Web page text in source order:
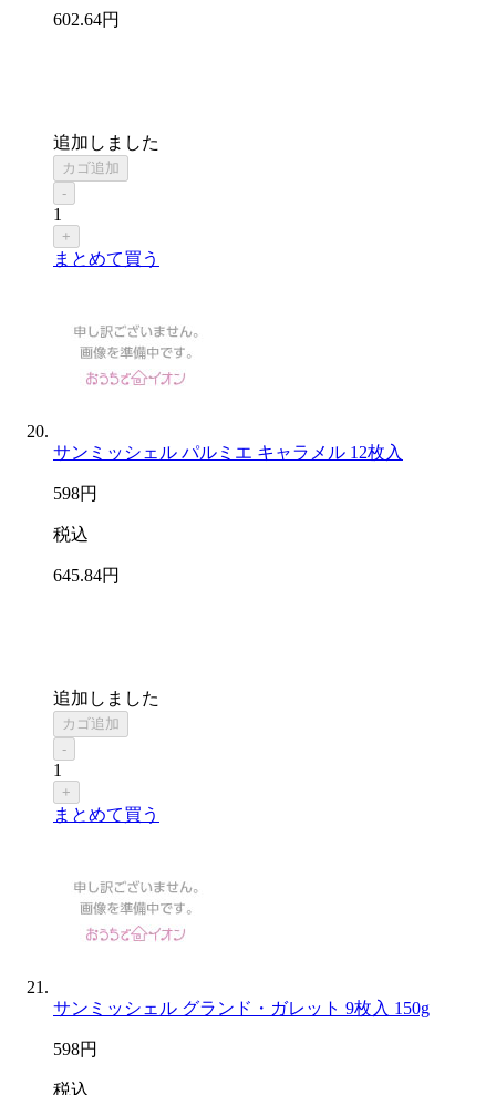
602.64円
追加しました
カゴ追加
-
1
+
まとめて買う
サンミッシェル パルミエ キャラメル 12枚入
598円
税込
645.84円
追加しました
カゴ追加
-
1
+
まとめて買う
サンミッシェル グランド・ガレット 9枚入 150g
598円
税込